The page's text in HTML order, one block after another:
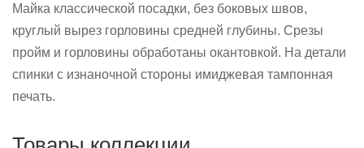
Майка классической посадки, без боковых швов,
круглый вырез горловины средней глубины. Срезы
пройм и горловины обработаны окантовкой. На детали
спинки с изнаночной стороны имиджевая тампонная
печать.